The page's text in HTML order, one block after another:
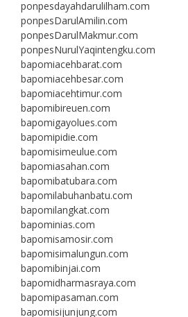
ponpesdayahdarulilham.com
ponpesDarulAmilin.com
ponpesDarulMakmur.com
ponpesNurulYaqintengku.com
bapomiacehbarat.com
bapomiacehbesar.com
bapomiacehtimur.com
bapomibireuen.com
bapomigayolues.com
bapomipidie.com
bapomisimeulue.com
bapomiasahan.com
bapomibatubara.com
bapomilabuhanbatu.com
bapomilangkat.com
bapominias.com
bapomisamosir.com
bapomisimalungun.com
bapomibinjai.com
bapomidharmasraya.com
bapomipasaman.com
bapomisijunjung.com